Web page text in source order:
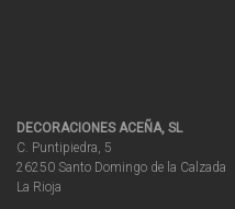
DECORACIONES ACEÑA, SL
C. Puntipiedra, 5
26250 Santo Domingo de la Calzada
La Rioja